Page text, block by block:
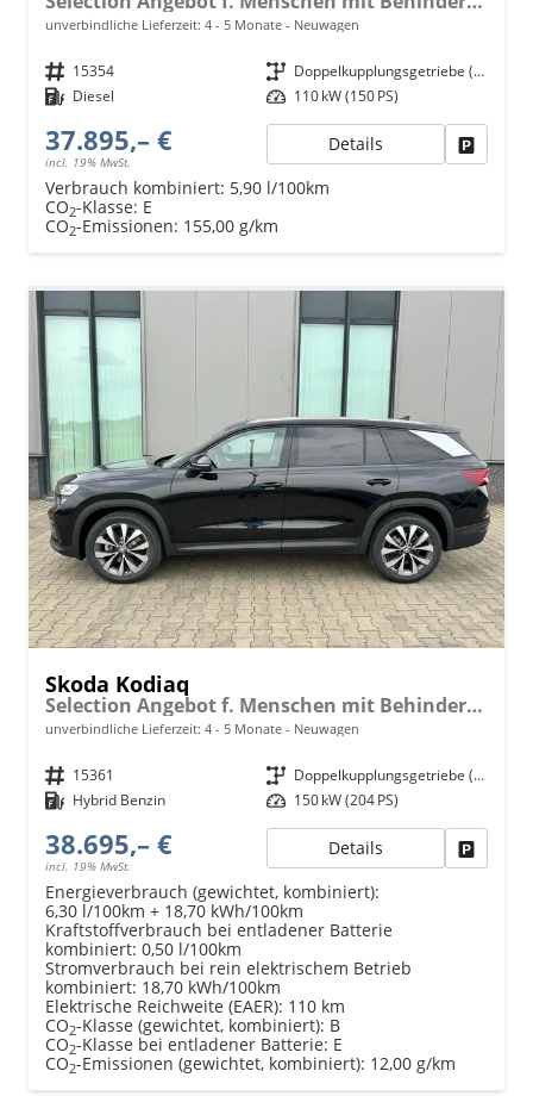
unverbindliche Lieferzeit: 4 - 5 Monate Neuwagen
Fahrzeugnr. 15354 Getriebe
Doppelkupplungsgetriebe (DSG)
Kraftstoff Diesel Leistung 110 kW (150 PS)
37.895,– €
incl. 19% MwSt.
Details
Verbrauch kombiniert: 5,90 l/100km
CO2-Klasse: E
CO2-Emissionen: 155,00 g/km
Skoda Kodiaq
Selection Angebot f. Menschen mit Behinderung 100%! 1.5 TSI iV PLUG-IN-HYBRID 204PS DSG, 17" Alu, Parksensoren v/h, Rückfahrkamera, 3-Zonen-Climatronic, SunSet, Sitzheizung, Side Assist, Fernlicht-Assist, Tempomat, Infotainment 10" + Smartlink, Virtual Cockpit,
unverbindliche Lieferzeit: 4 - 5 Monate Neuwagen
Fahrzeugnr. 15361 Getriebe
Doppelkupplungsgetriebe (DSG)
Kraftstoff Hybrid Benzin Leistung 150 kW (204 PS)
38.695,– €
incl. 19% MwSt.
Details
Energieverbrauch (gewichtet, kombiniert):
6,30 l/100km + 18,70 kWh/100km
Kraftstoffverbrauch bei entladener Batterie
kombiniert: 0,50 l/100km
Stromverbrauch bei rein elektrischem Betrieb
kombiniert: 18,70 kWh/100km
Elektrische Reichweite (EAER): 110 km
CO2-Klasse (gewichtet, kombiniert): B
CO2-Klasse bei entladener Batterie: E
CO2-Emissionen (gewichtet, kombiniert): 12,00 g/km